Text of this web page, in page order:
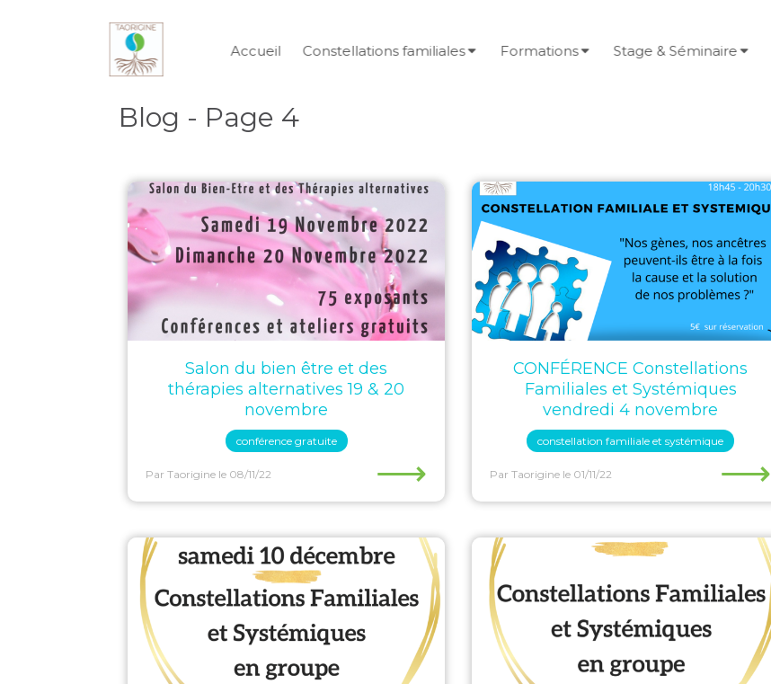
Accueil Constellations familiales Formations Stage & Séminaire
Blog - Page 4
Salon du bien être et des
thérapies alternatives 19 & 20
novembre
conférence gratuite
Par Taorigine le 08/11/22 ⟶
CONFÉRENCE Constellations
Familiales et Systémiques
vendredi 4 novembre
constellation familiale et systémique
Par Taorigine le 01/11/22 ⟶